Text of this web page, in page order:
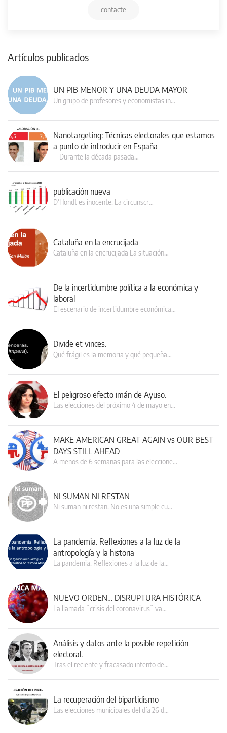
contacte
Artículos publicados
UN PIB MENOR Y UNA DEUDA MAYOR
Un grupo de profesores y economistas in…
Nanotargeting: Técnicas electorales que estamos
a punto de introducir en España
Durante la década pasada…
publicación nueva
D‘Hondt es inocente. La circunscr…
Cataluña en la encrucijada
Cataluña en la encrucijada La situación…
De la incertidumbre política a la económica y
laboral
El escenario de incertidumbre económica…
Divide et vinces.
Qué frágil es la memoria y qué pequeña…
El peligroso efecto imán de Ayuso.
Las elecciones del próximo 4 de mayo en…
MAKE AMERICAN GREAT AGAIN vs OUR BEST
DAYS STILL AHEAD
A menos de 6 semanas para las eleccione…
NI SUMAN NI RESTAN
Ni suman ni restan. No es una simple cu…
La pandemia. Reflexiones a la luz de la
antropología y la historia
La pandemia. Reflexiones a la luz de la…
NUEVO ORDEN… DISRUPTURA HISTÓRICA
La llamada ¨crisis del coronavirus¨ va…
Análisis y datos ante la posible repetición
electoral.
Tras el reciente y fracasado intento de…
La recuperación del bipartidismo
Las elecciones municipales del día 26 d…